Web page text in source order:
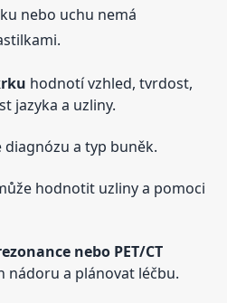
nebo uchu nemá
hodnotí vzhled, tvrdost,
jazyka a uzliny.
diagnózu a typ buněk.
hodnotit uzliny a pomoci
nebo PET/CT
nádoru a plánovat léčbu.